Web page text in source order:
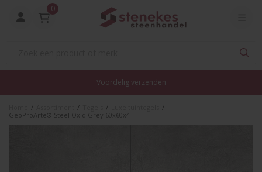
0
Voordelig verzenden
/ / /
/
GeoProArte® Steel Oxid Grey 60x60x4